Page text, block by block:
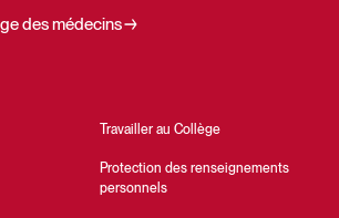
Travailler au Collège
Protection des renseignements
personnels
des médecins